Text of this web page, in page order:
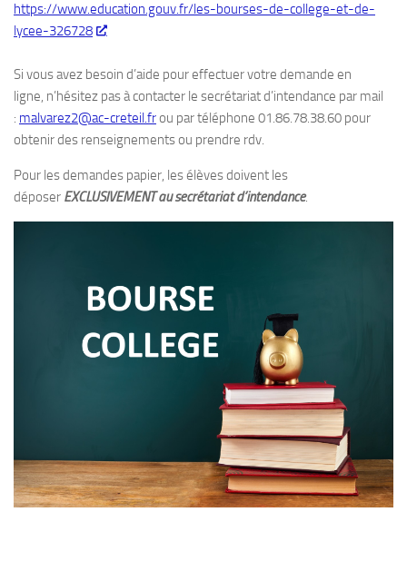
https://www.education.gouv.fr/les-bourses-de-college-et-de-
lycee-326728
Si vous avez besoin d’aide pour effectuer votre demande en
ligne, n’hésitez pas à contacter le secrétariat d’intendance par mail
: malvarez2@ac-creteil.frou par téléphone 01.86.78.38.60 pour
obtenir des renseignements ou prendre rdv.
Pour les demandes papier, les élèves doivent les
déposer EXCLUSIVEMENT au secrétariat d’intendance.